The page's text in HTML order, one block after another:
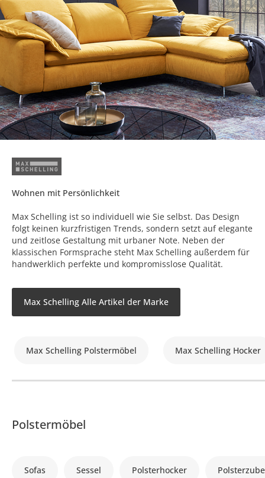
Wohnen mit Persönlichkeit
Max Schelling ist so individuell wie Sie selbst. Das Design
folgt keinen kurzfristigen Trends, sondern setzt auf elegante
und zeitlose Gestaltung mit urbaner Note. Neben der
klassischen Formsprache steht Max Schelling außerdem für
handwerklich perfekte und kompromisslose Qualität.
Max Schelling Alle Artikel der Marke
Max Schelling Polstermöbel Max Schelling Hocker
Polstermöbel
Sofas Sessel Polsterhocker